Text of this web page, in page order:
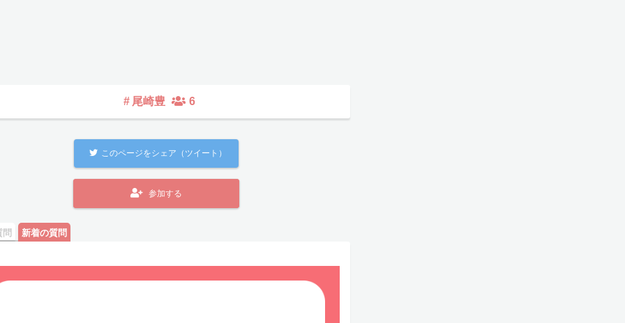
# 尾崎豊 6
このページをシェア（ツイート）
参加する
新着の質問